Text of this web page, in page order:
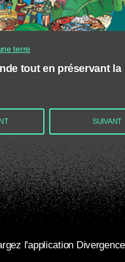
terre
tout en préservant la
SUIVANT
l'application Divergence